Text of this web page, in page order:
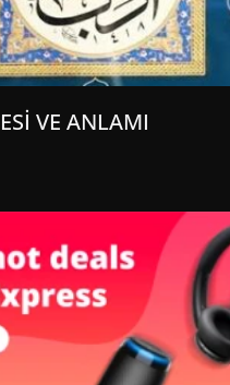
VE ANLAMI